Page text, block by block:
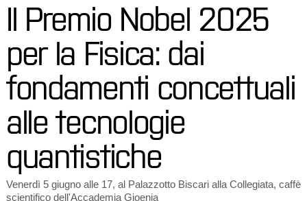
Il Premio Nobel 2025
per la Fisica: dai
fondamenti concettuali
alle tecnologie
quantistiche
Venerdì 5 giugno alle 17, al Palazzotto Biscari alla Collegiata, caffè
scientifico dell'Accademia Gioenia